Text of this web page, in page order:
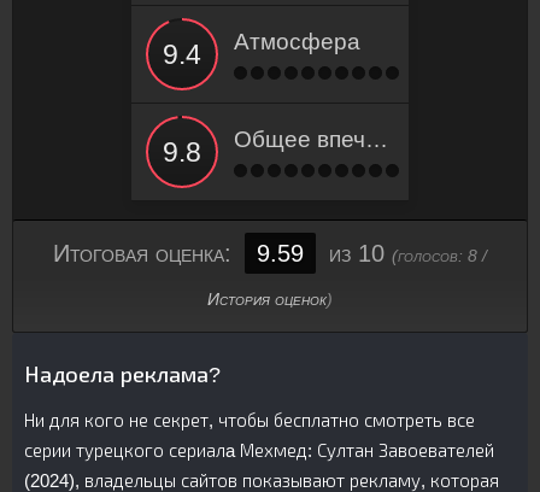
Атмосфера
Общее впечатление
Итоговая оценка: 9.59 из 10 (голосов: 8 /
История оценок)
Надоела реклама?
Ни для кого не секрет, чтобы бесплатно смотреть все
серии турецкого сериалa Мехмед: Султан Завоевателей
(2024), владельцы сайтов показывают рекламу, которая